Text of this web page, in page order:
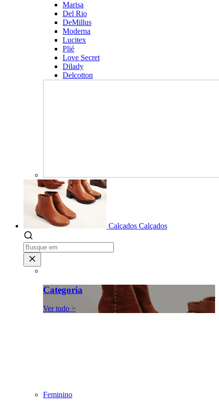
Marisa
Del Rio
DeMillus
Moderna
Lucitex
Plié
Love Secret
Dilady
Delcotton
Calçados Calçados
Categoria
Ver tudo >
Feminino